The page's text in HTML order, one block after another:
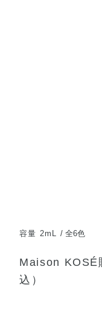
容量 2mL 全6色
Maison
込）